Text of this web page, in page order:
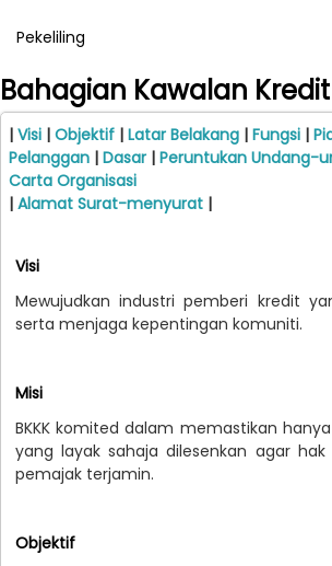
Pekeliling
Bahagian Kawalan
| Visi | Objektif | Latar Belakang | Fungsi |
Pelanggan | Dasar | Peruntukan Undang-
Carta Organisasi
| Alamat Surat-menyurat |
Visi
Mewujudkan industri pemberi kredit
serta menjaga kepentingan komuniti.
Misi
BKKK komited dalam memastikan
yang layak sahaja dilesenkan agar
pemajak terjamin.
Objektif